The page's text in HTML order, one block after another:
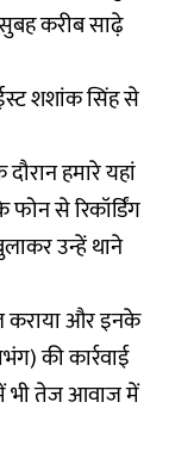
करीब साढ़े
शशांक सिंह से
हमारे यहां
से रिकॉर्डिंग
उन्हें थाने
कराया और इनके
की कार्रवाई
भी तेज आवाज में